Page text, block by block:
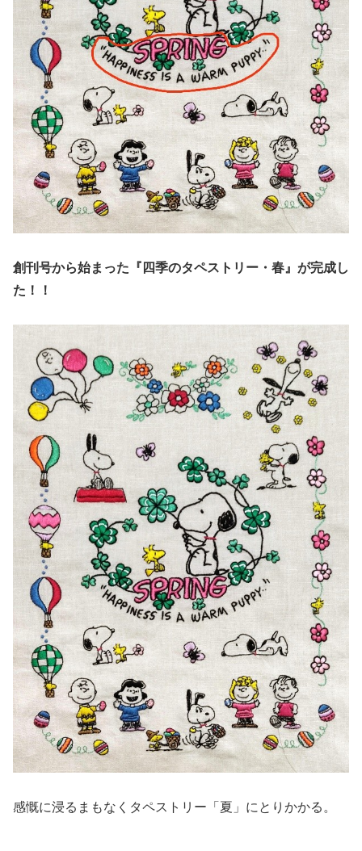
創刊号から始まった『四季のタペストリー・春』が完成し
た！！
感慨に浸るまもなくタペストリー「夏」にとりかかる。